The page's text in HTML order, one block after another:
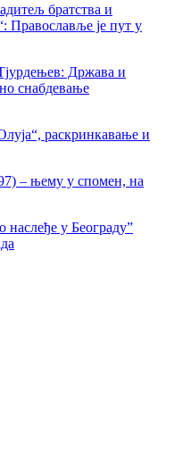
братства и
Православље је пут у
Држава и
снабдевање
раскринкавање и
– њему у спомен, на
наслеђе у Београду”